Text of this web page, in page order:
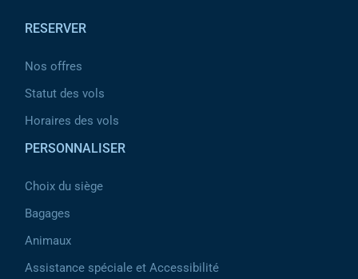
RESERVER
Nos offres
Statut des vols
Horaires des vols
PERSONNALISER
Choix du siège
Bagages
Animaux
Assistance spéciale et Accessibilité